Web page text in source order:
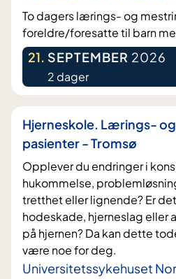
To dagers lærings- og
foreldre/foresatte til barn
21. SEPTEMBER 2026
2 dager
Hjerneskole. Lærings-
pasienter - Tromsø
Opplever du endringer i
hukommelse,
tretthet eller lignende? Er
hodeskade, hjerneslag eller
på hjernen? Da kan dette
være noe for deg.
Universitetssykehuset